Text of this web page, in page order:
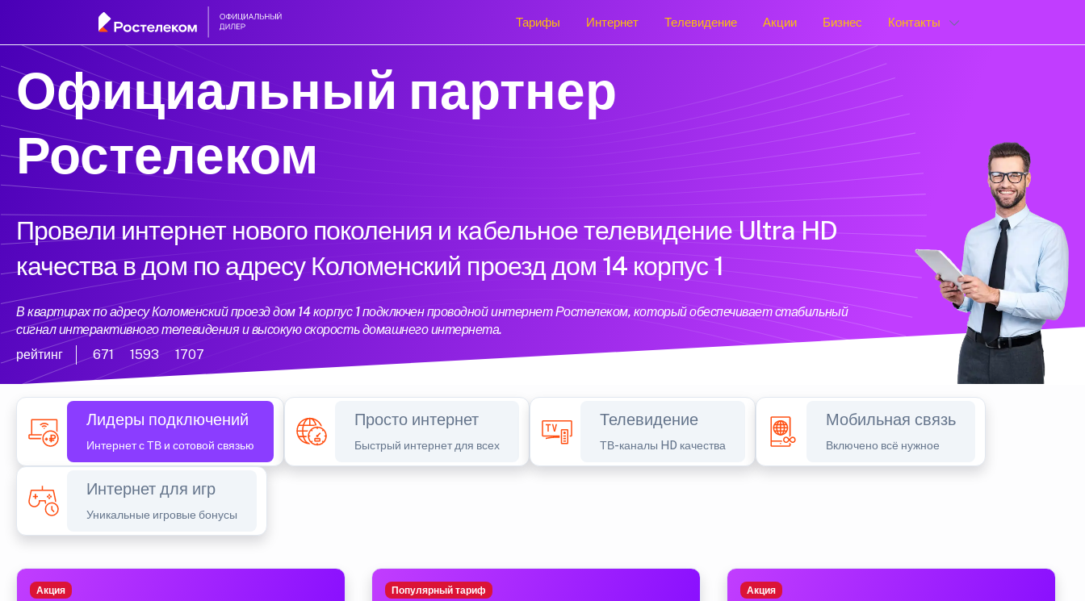
Тарифы Интернет Телевидение Акции Бизнес Контакты
Официальный партнер
Ростелеком
Провели интернет нового поколения и кабельное телевидение Ultra HD
качества в дом по адресу Коломенский проезд дом 14 корпус 1
В квартирах по адресу Коломенский проезд дом 14 корпус 1 подключен проводной интернет Ростелеком, который обеспечивает стабильный
сигнал интерактивного телевидения и высокую скорость домашнего интернета.
рейтинг
671 1593 1707
Лидеры подключений
Интернет с ТВ и сотовой связью
Просто интернет
Быстрый интернет для всех
Телевидение
ТВ-каналы HD качества
Мобильная связь
Включено всё нужное
Интернет для игр
Уникальные игровые бонусы
Акция Популярный тариф Акция